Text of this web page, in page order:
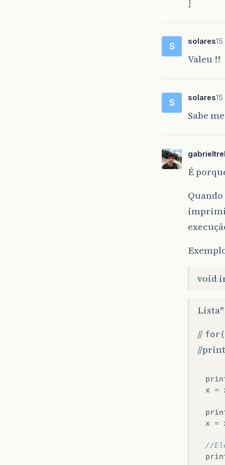
S solares
Valeu !!
S solares
Sabe
É
void
//
//
x =
x =
//